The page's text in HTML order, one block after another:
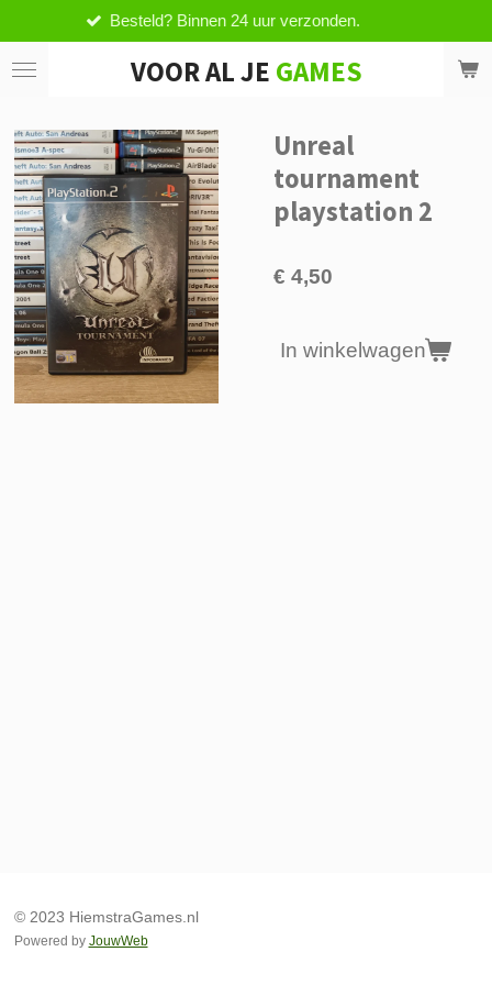
direct
naar
VOOR AL JE GAMES
Binnen 24 uur verzonden.
Unreal
tournament
playstation 2
€ 4,50
In winkelwagen
© 2023 HiemstraGames.nl
Powered by JouwWeb